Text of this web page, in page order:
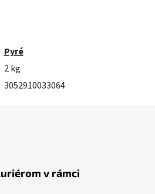
Pyré
2 kg
3052910033064
v rámci